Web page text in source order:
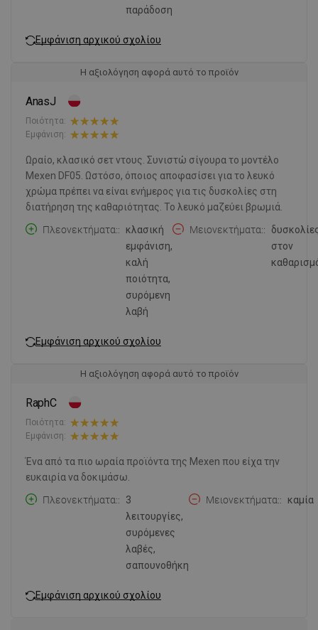
παράδοση
Εμφάνιση αρχικού σχολίου
Η αξιολόγηση αφορά αυτό το προϊόν
AnasJ
Ποιότητα:
Εμφάνιση:
Ωραίο, κλασικό σετ ντους. Συνιστώ σίγουρα το μοντέλο
Mexen DF05. Ωστόσο, όποιος αποφασίσει για το λευκό
χρώμα πρέπει να είναι ενήμερος για τις δυσκολίες στη
διατήρηση της καθαριότητας. Το λευκό μαζεύει βρωμιά.
Πλεονεκτήματα:
κλασική
εμφάνιση,
καλή
ποιότητα,
συρόμενη
λαβή
Μειονεκτήματα:
στον
Εμφάνιση αρχικού σχολίου
Η αξιολόγηση αφορά αυτό το προϊόν
RaphC
Ποιότητα:
Εμφάνιση:
Ένα από τα πιο ωραία προϊόντα της Mexen που είχα την
ευκαιρία να δοκιμάσω.
Πλεονεκτήματα:
3
λειτουργίες,
συρόμενες
λαβές,
σαπουνοθήκη
Μειονεκτήματα: καμία
Εμφάνιση αρχικού σχολίου